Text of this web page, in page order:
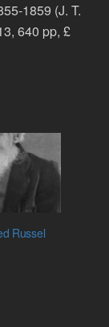
1859 (J. T.
640 pp, £
Russel